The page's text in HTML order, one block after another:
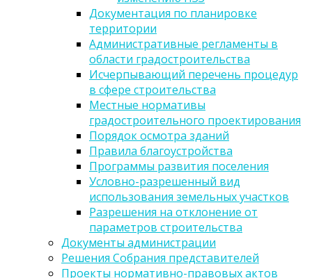
Документация по планировке
территории
Административные регламенты в
области градостроительства
Исчерпывающий перечень процедур
в сфере строительства
Местные нормативы
градостроительного проектирования
Порядок осмотра зданий
Правила благоустройства
Программы развития поселения
Условно-разрешенный вид
использования земельных участков
Разрешения на отклонение от
параметров строительства
Документы администрации
Решения Собрания представителей
Проекты нормативно-правовых актов